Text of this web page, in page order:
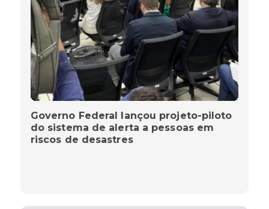
Governo Federal lançou projeto-piloto
do sistema de alerta a pessoas em
riscos de desastres